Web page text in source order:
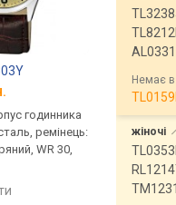
годинника
ремінець:
WR 30,
від 807
ремінець
Японія
Немає
жіночі